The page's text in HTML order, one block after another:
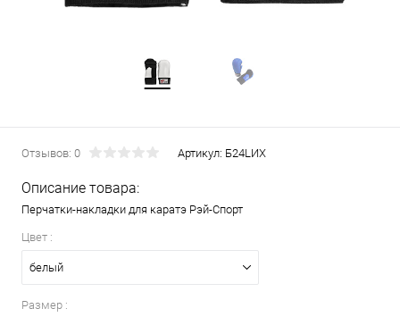
Отзывов: 0 Артикул: Б24LИХ
Описание товара:
Перчатки-накладки для каратэ Рэй-Спорт
Цвет :
белый
Размер :